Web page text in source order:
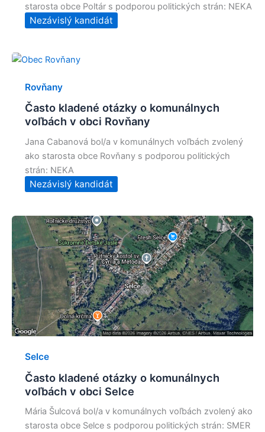
starosta obce Poltár s podporou politických strán: NEKA
Nezávislý kandidát
Rovňany
Často kladené otázky o komunálnych
voľbách v obci Rovňany
Jana Cabanová bol/a v komunálnych voľbách zvolený
ako starosta obce Rovňany s podporou politických
strán: NEKA
Nezávislý kandidát
Selce
Často kladené otázky o komunálnych
voľbách v obci Selce
Mária Šulcová bol/a v komunálnych voľbách zvolený ako
starosta obce Selce s podporou politických strán: SMER